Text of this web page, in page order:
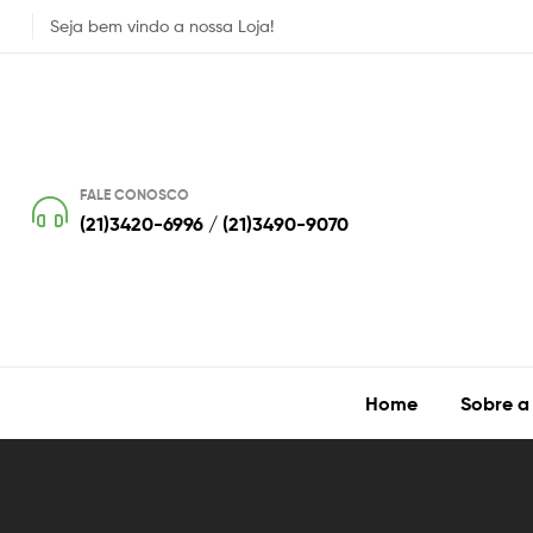
Seja bem vindo a nossa Loja!
FALE CONOSCO
(21)3420-6996 / (21)3490-9070
Home Sobre